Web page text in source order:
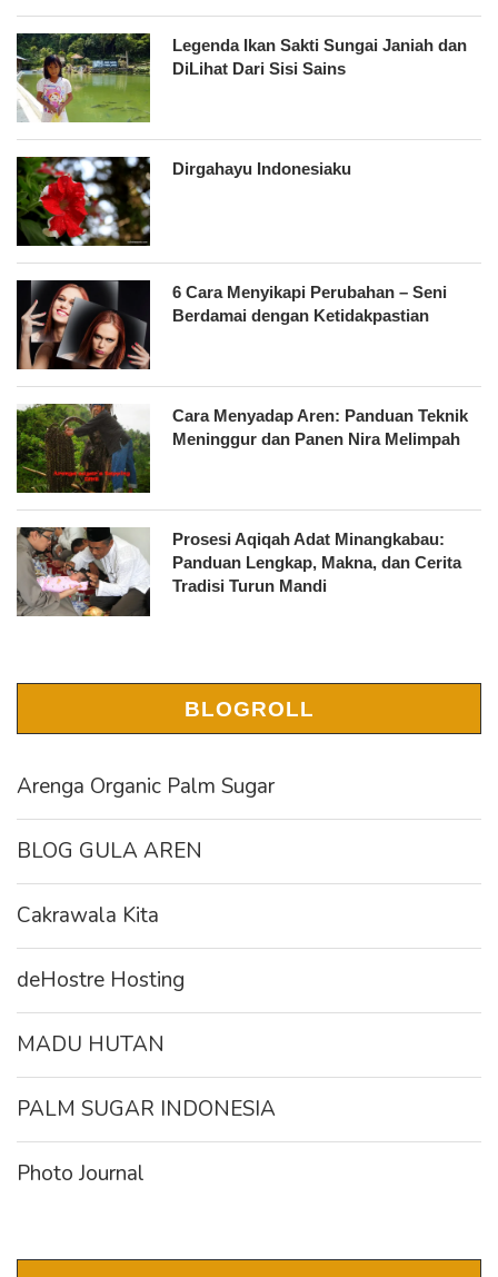
Legenda Ikan Sakti Sungai Janiah dan
DiLihat Dari Sisi Sains
Dirgahayu Indonesiaku
6 Cara Menyikapi Perubahan – Seni
Berdamai dengan Ketidakpastian
Cara Menyadap Aren: Panduan Teknik
Meninggur dan Panen Nira Melimpah
Prosesi Aqiqah Adat Minangkabau:
Panduan Lengkap, Makna, dan Cerita
Tradisi Turun Mandi
BLOGROLL
Arenga Organic Palm Sugar
BLOG GULA AREN
Cakrawala Kita
deHostre Hosting
MADU HUTAN
PALM SUGAR INDONESIA
Photo Journal